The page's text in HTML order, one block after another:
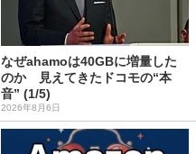
なぜahamoは40GBに増量した
のか 見えてきたドコモの“本
音” (1/5)
2026年8月6日